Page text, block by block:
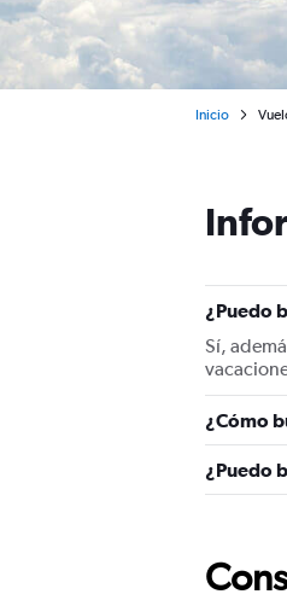
Inicio
¿Puedo
Sí,
¿Cómo
¿Puedo